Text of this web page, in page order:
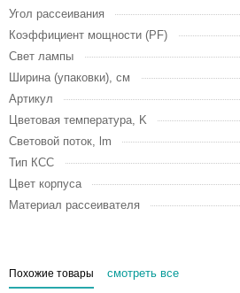
Угол рассеивания
Коэффициент мощности (PF)
Свет лампы
Ширина (упаковки), см
Артикул
Цветовая температура, K
Световой поток, lm
Тип КСС
Цвет корпуса
Материал рассеивателя
Похожие товары смотреть все